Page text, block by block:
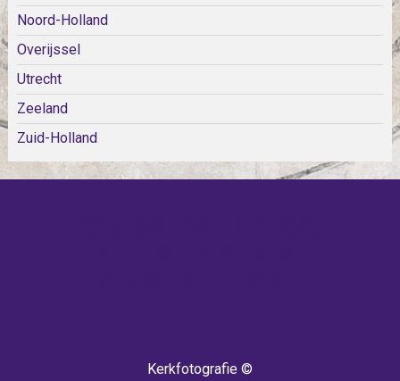
Noord-Holland
Overijssel
Utrecht
Zeeland
Zuid-Holland
Kerkfotografie ©